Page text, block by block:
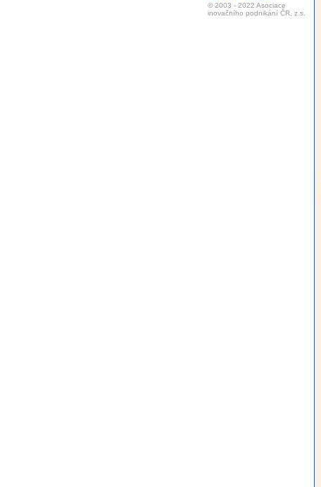
© 2003 - 2022 Asociace
inovačního podnikání ČR, z.s.